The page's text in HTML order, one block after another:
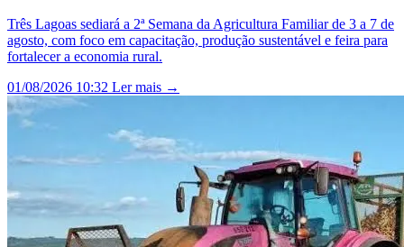
Três Lagoas sediará a 2ª Semana da Agricultura Familiar de 3 a 7 de
agosto, com foco em capacitação, produção sustentável e feira para
fortalecer a economia rural.
01/08/2026 10:32 Ler mais →